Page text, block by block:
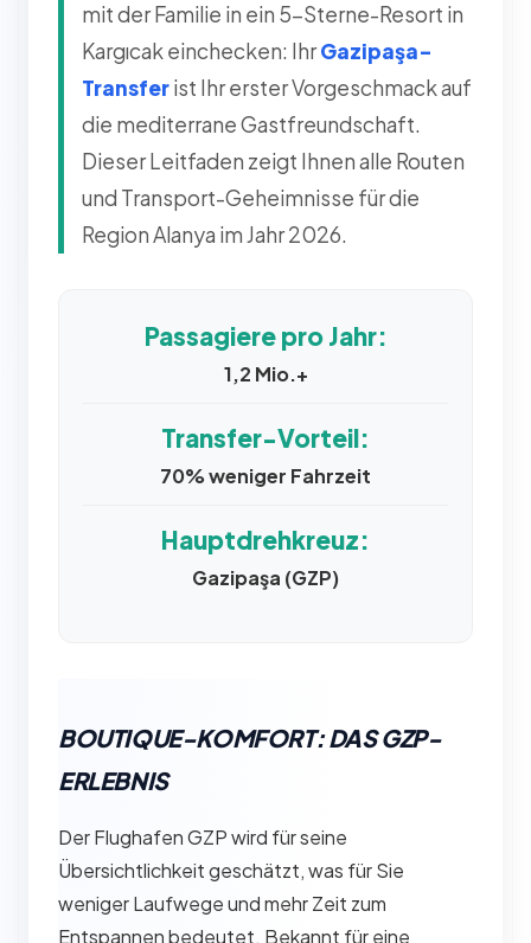
mit der Familie in ein 5-Sterne-Resort in
Kargıcak einchecken: IhrGazipaşa-
Transferist Ihr erster Vorgeschmack auf
die mediterrane Gastfreundschaft.
Dieser Leitfaden zeigt Ihnen alle Routen
und Transport-Geheimnisse für die
Region Alanya im Jahr 2026.
Passagiere pro Jahr:
1,2 Mio.+
Transfer-Vorteil:
70% weniger Fahrzeit
Hauptdrehkreuz:
Gazipaşa (GZP)
BOUTIQUE-KOMFORT: DAS GZP-
ERLEBNIS
Der Flughafen GZP wird für seine
Übersichtlichkeit geschätzt, was für Sie
weniger Laufwege und mehr Zeit zum
Entspannen bedeutet. Bekannt für eine